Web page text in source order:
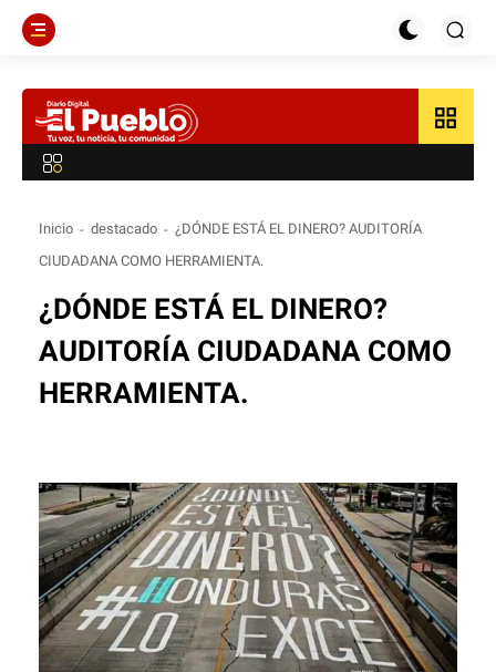
grid_view
Inicio destacado
¿DÓNDE ESTÁ EL DINERO? AUDITORÍA
CIUDADANA COMO HERRAMIENTA.
¿DÓNDE ESTÁ EL DINERO?
AUDITORÍA CIUDADANA COMO
HERRAMIENTA.